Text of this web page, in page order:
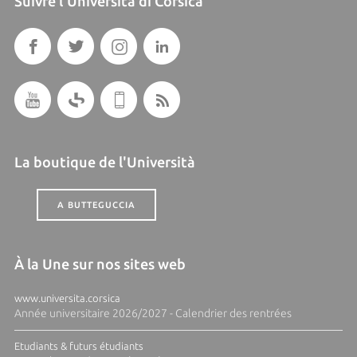
La boutique de l'Università
A BUTTEGUCCIA
À la Une sur nos sites web
www.universita.corsica
Année universitaire 2026/2027 - Calendrier des rentrées
Etudiants & futurs étudiants